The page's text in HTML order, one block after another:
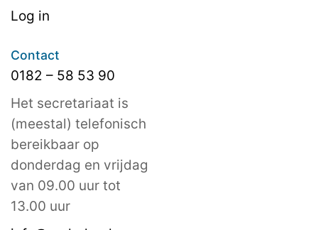
Log in
Contact
0182 – 58 53 90
Het secretariaat is
(meestal) telefonisch
bereikbaar op
donderdag en vrijdag
van 09.00 uur tot
13.00 uur